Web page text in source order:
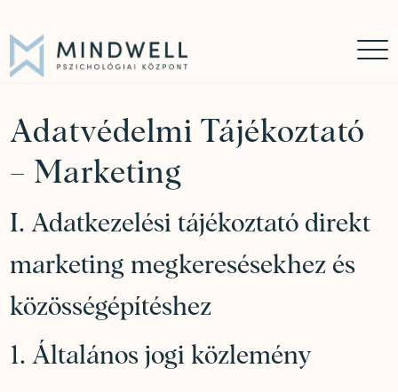
Adatvédelmi Tájékoztató
– Marketing
I. Adatkezelési tájékoztató direkt
marketing megkeresésekhez és
közösségépítéshez
1. Általános jogi közlemény